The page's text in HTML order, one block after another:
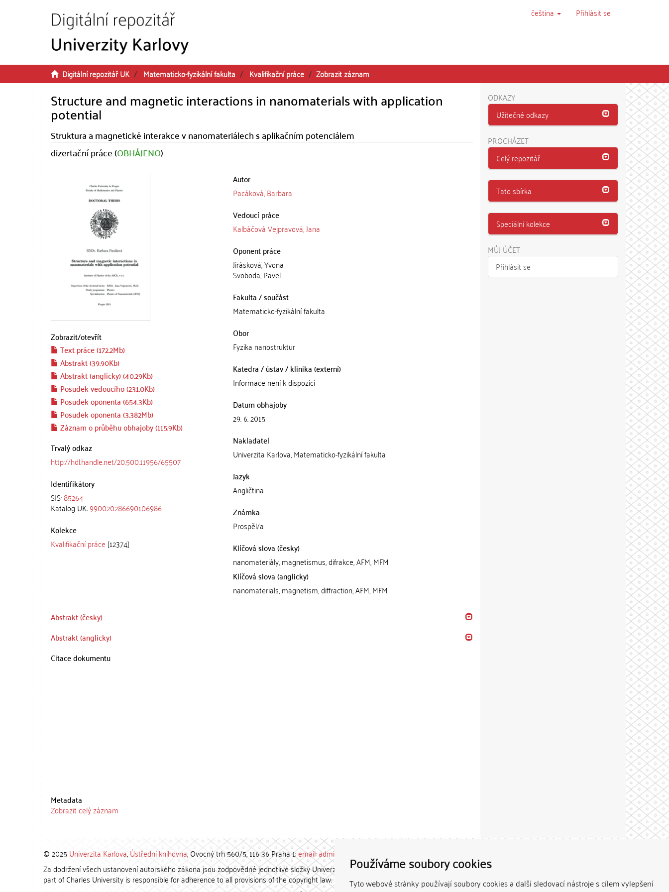
Používáme soubory cookies
Tyto webové stránky používají soubory cookies a další sledovací nástroje s cílem vylepšení
čeština Přihlásit se
Digitální repozitář UK Matematicko-fyzikální fakulta Kvalifikační práce Zobrazit záznam
Structure and magnetic interactions in nanomaterials with application
potential
Struktura a magnetické interakce v nanomateriálech s aplikačním potenciálem
dizertační práce (OBHÁJENO)
Zobrazit/otevřít
Text práce (172.2Mb)
Abstrakt (39.90Kb)
Abstrakt (anglicky) (40.29Kb)
Posudek vedoucího (231.0Kb)
Posudek oponenta (654.3Kb)
Posudek oponenta (3.382Mb)
Záznam o průběhu obhajoby (115.9Kb)
Trvalý odkaz
http://hdl.handle.net/20.500.11956/65507
Identifikátory
SIS:85264
Katalog UK:990020286690106986
Kolekce
Kvalifikační práce [12374]
Autor
Pacáková, Barbara
Vedoucí práce
Kalbáčová Vejpravová, Jana
Oponent práce
Jirásková, Yvona
Svoboda, Pavel
Fakulta / součást
Matematicko-fyzikální fakulta
Obor
Fyzika nanostruktur
Katedra / ústav / klinika (externí)
Informace není k dispozici
Datum obhajoby
29. 6. 2015
Nakladatel
Univerzita Karlova, Matematicko-fyzikální fakulta
Jazyk
Angličtina
Známka
Prospěl/a
Klíčová slova (česky)
nanomateriály, magnetismus, difrakce, AFM, MFM
Klíčová slova (anglicky)
nanomaterials, magnetism, diffraction, AFM, MFM
Abstrakt (česky)
Abstrakt (anglicky)
Citace dokumentu
Metadata
Zobrazit celý záznam
ODKAZY
Užitečné odkazy
PROCHÁZET
Celý repozitář
Tato sbírka
Speciální kolekce
MŮJ ÚČET
Přihlásit se
© 2025 Univerzita Karlova,Ústřední knihovna, Ovocný trh 560/5, 116 36 Praha 1;email: admin-repozitar [at] cuni.cz
Za dodržení všech ustanovení autorského zákona jsou zodpovědné jednotlivé složky Univerzity Karlovy. / Each constituent
part of Charles University is responsible for adherence to all provisions of the copyright law.